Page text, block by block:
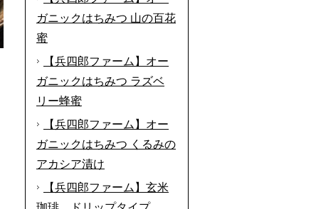
ガニックはちみつ 山の百花
蜜
【兵四郎ファーム】オー
ガニックはちみつ ラズベ
リー蜂蜜
【兵四郎ファーム】オー
ガニックはちみつ くるみの
アカシア漬け
【兵四郎ファーム】玄米